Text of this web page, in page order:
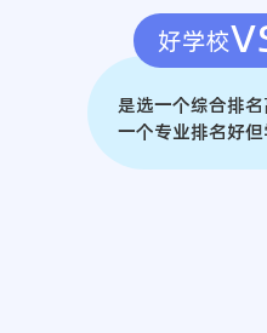
好学校
是选一个综合排
一个专业排名好